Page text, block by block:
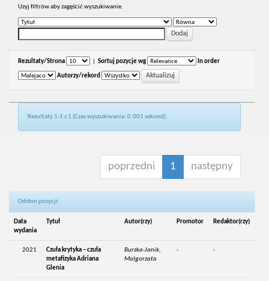
Uzyj filtrów aby zagęścić wyszukiwanie.
Rezultaty/Strona Sortuj pozycje wg In order
Autorzy/rekord
Rezultaty 1-1 z 1 (Czas wyszukiwania: 0.001 sekund).
poprzedni 1 następny
Odsłon pozycji:
Data
wydania
Tytuł Autor(rzy) Promotor Redaktor(rzy)
2021
Czuła krytyka – czuła
metafizyka Adriana
Glenia
Burzka-Janik,
Małgorzata
- -